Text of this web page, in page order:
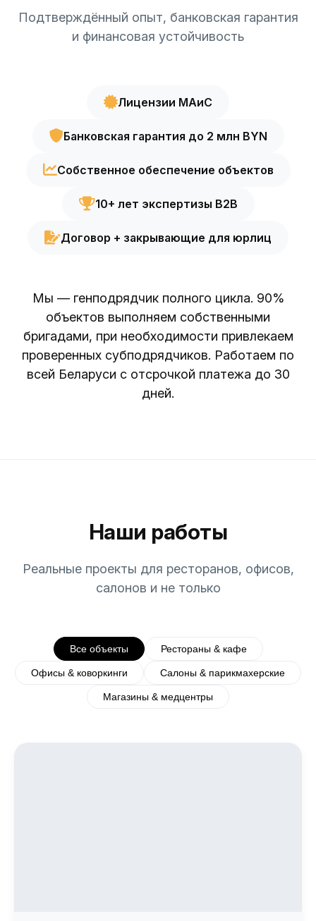
Подтверждённый опыт, банковская гарантия
и финансовая устойчивость
Лицензии МАиС
Банковская гарантия до 2 млн BYN
Собственное обеспечение объектов
10+ лет экспертизы B2B
Договор + закрывающие для юрлиц
Мы — генподрядчик полного цикла. 90%
объектов выполняем собственными
бригадами, при необходимости привлекаем
проверенных субподрядчиков. Работаем по
всей Беларуси с отсрочкой платежа до 30
дней.
Наши работы
Реальные проекты для ресторанов, офисов,
салонов и не только
Все объекты Рестораны & кафе
Офисы & коворкинги Салоны & парикмахерские
Магазины & медцентры